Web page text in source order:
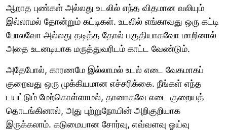
ஆறாத புண்கள் அல்லது உடலில் எந்த விதமான வலியும்
இல்லாமல் தோன்றும் கட்டிகள். உடலில் எங்காவது ஒரு கட்டி
போலவோ அல்லது தடித்த தோல் பகுதியாகவோ மாறினால்
அதை உடனடியாக மருத்துவரிடம் காட்ட வேண்டும்.
அதேபோல், காரணமே இல்லாமல் உடல் எடை வேகமாகப்
குறைவது ஒரு முக்கியமான எச்சரிக்கை. நீங்கள் எந்த
டயட்டும் மேற்கொள்ளாமல், தானாகவே எடை குறையத்
தொடங்கினால், அது புற்றுநோயின் அறிகுறியாக
இருக்கலாம். கடுமையான சோர்வு, எவ்வளவு ஓய்வு